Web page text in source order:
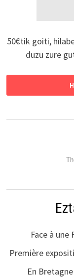
50€tik goiti,
duzu zure
Face à une
Première
En